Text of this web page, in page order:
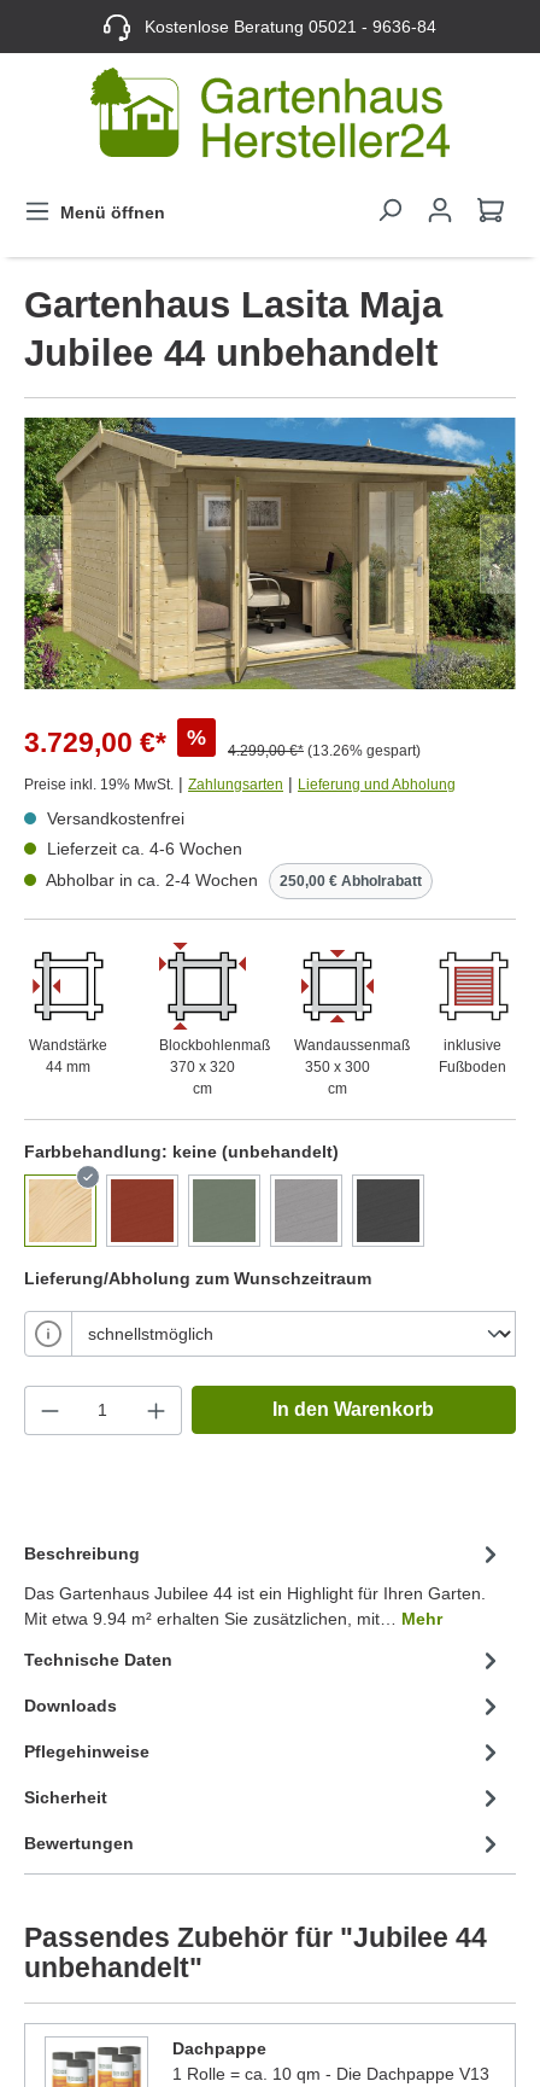
Kostenlose Beratung05021 - 9636-84
Menü öffnen
Gartenhaus Lasita Maja
Jubilee 44 unbehandelt
3.729,00 €* %
4.299,00 €* (13.26% gespart)
Preise inkl. 19% MwSt. | Zahlungsarten | Lieferung und Abholung
Versandkostenfrei
Lieferzeit ca. 4-6 Wochen
Abholbar in ca. 2-4 Wochen
250,00 € Abholrabatt
Wandstärke
44 mm
Blockbohlenmaß
370 x 320
cm
Wandaussenmaß
350 x 300
cm
inklusive
Fußboden
Farbbehandlung: keine (unbehandelt)
Lieferung/Abholung zum Wunschzeitraum
In den Warenkorb
Beschreibung
Das Gartenhaus Jubilee 44 ist ein Highlight für Ihren Garten.
Mit etwa 9.94 m² erhalten Sie zusätzlichen, mit… Mehr
Technische Daten
Downloads
Pflegehinweise
Sicherheit
Bewertungen
Passendes Zubehör für "Jubilee 44
unbehandelt"
Dachpappe
1 Rolle = ca. 10 qm - Die Dachpappe V13